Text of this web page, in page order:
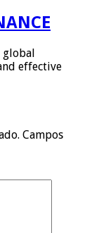
global
effective
Campos